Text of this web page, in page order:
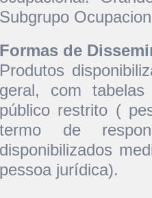
Subgrupo
Formas de
Produtos
geral, com
público restrito (
termo de
disponibilizados
pessoa jurídica).